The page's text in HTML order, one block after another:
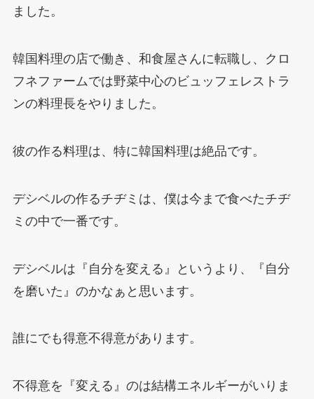
ました。
韓国料理の店で働き、和食屋さんに転職し、クロ
フネファームでは野菜中心のビュッフェレストラ
ンの料理長をやりました。
彼の作る料理は、特に韓国料理は絶品です。
デシベルの作るチヂミは、僕は今まで食べたチヂ
ミの中で一番です。
デシベルは『自分を変える』というより、『自分
を磨いた』のかなぁと思います。
誰にでも得意不得意があります。
不得意を『変える』のは結構エネルギーがいりま